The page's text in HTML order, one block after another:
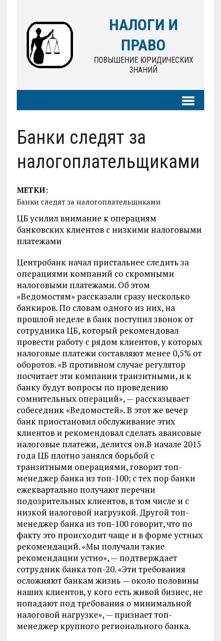
НАЛОГИ И
ПРАВО
ПОВЫШЕНИЕ ЮРИДИЧЕСКИХ
ЗНАНИЙ
Банки следят за
налогоплательщиками
МЕТКИ:
Банки следят за налогоплательщиками
ЦБ усилил внимание к операциям
банковских клиентов с низкими налоговыми
платежами
Центробанк начал пристальнее следить за
операциями компаний со скромными
налоговыми платежами. Об этом
«Ведомостям» рассказали сразу несколько
банкиров. По словам одного из них, на
прошлой неделе в банк поступил звонок от
сотрудника ЦБ, который рекомендовал
провести работу с рядом клиентов, у которых
налоговые платежи составляют менее 0,5% от
оборотов. «В противном случае регулятор
посчитает эти компании транзитными, и к
банку будут вопросы по проведению
сомнительных операций», — рассказывает
собеседник «Ведомостей». В этот же вечер
банк приостановил обслуживание этих
клиентов и рекомендовал сделать авансовые
налоговые платежи, делится он.В начале 2015
года ЦБ плотно занялся борьбой с
транзитными операциями, говорит топ-
менеджер банка из топ-100; с тех пор банки
ежеквартально получают перечни
подозрительных клиентов, в том числе и с
низкой налоговой нагрузкой. Другой топ-
менеджер банка из топ-100 говорит, что по
факту это происходит чаще и в форме устных
рекомендаций. «Мы получали такие
рекомендации устно», — подтверждает
сотрудник банка топ-20. «Эти требования
осложняют банкам жизнь — около половины
наших клиентов, у кого есть живой бизнес, не
попадают под требования о минимальной
налоговой нагрузке», — признает топ-
менеджер крупного регионального банка.